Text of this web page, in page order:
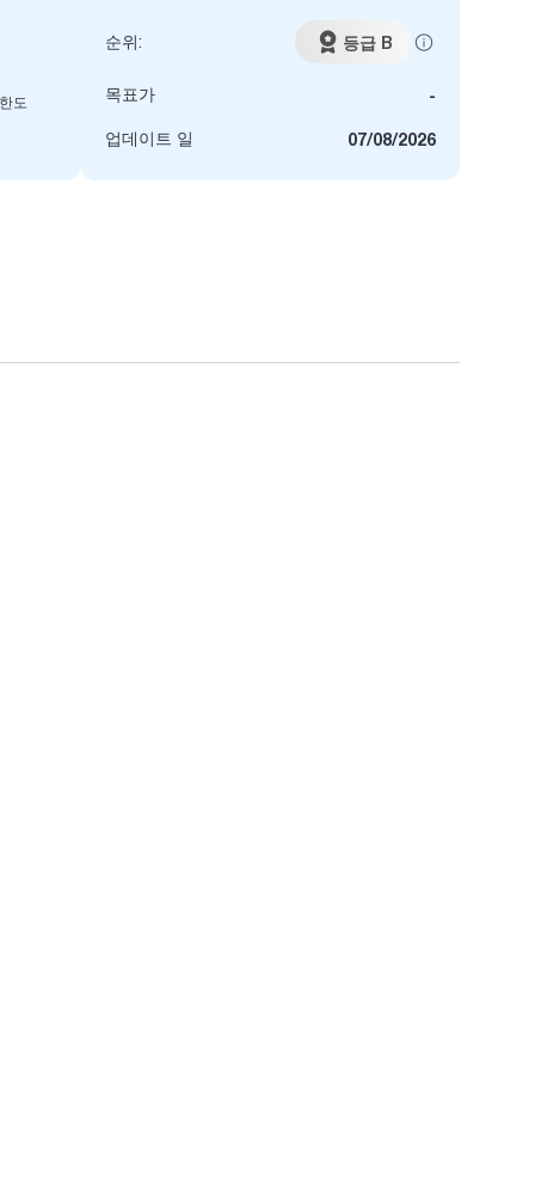
도
순위: 등급 B
목표가 -
업데이트 일 07/08/2026